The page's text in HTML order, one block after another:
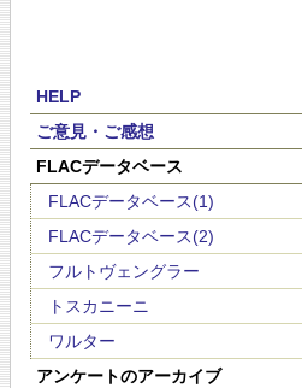
HELP
ご意見・ご感想
FLACデータベース
FLACデータベース(1)
FLACデータベース(2)
フルトヴェングラー
トスカニーニ
ワルター
アンケートのアーカイブ